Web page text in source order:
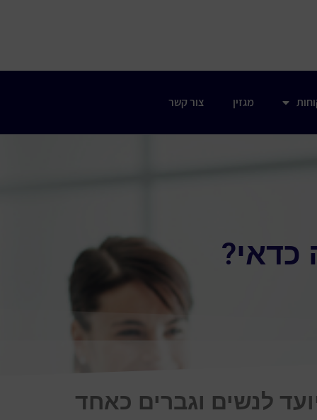
מגזין צור קשר
כדאי?
לנשים וגברים כאחד